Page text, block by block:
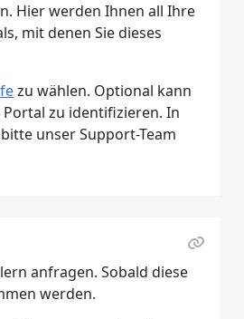
Hier werden Ihnen all Ihre
mit denen Sie dieses
zu wählen. Optional kann
zu identifizieren. In
unser Support-Team
anfragen. Sobald diese
werden.